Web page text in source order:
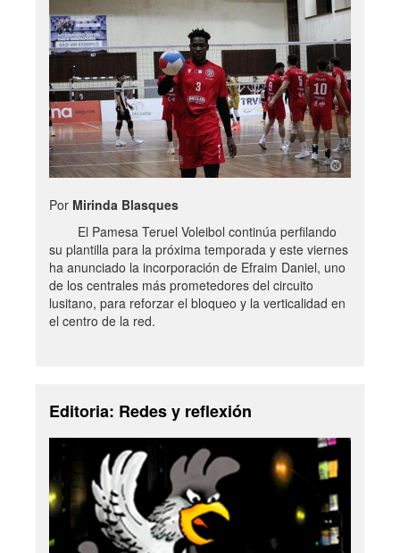
Por Mirinda Blasques
El Pamesa Teruel Voleibol continúa perfilando
su plantilla para la próxima temporada y este viernes
ha anunciado la incorporación de Efraim Daniel, uno
de los centrales más prometedores del circuito
lusitano, para reforzar el bloqueo y la verticalidad en
el centro de la red.
Editoria: Redes y reflexión